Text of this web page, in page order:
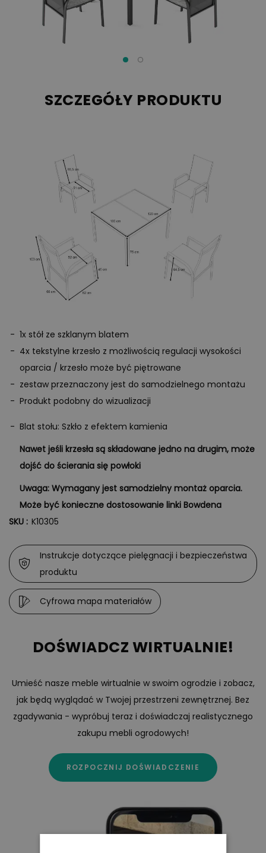
SZCZEGÓŁY PRODUKTU
1x stół ze szklanym blatem
4x tekstylne krzesło z możliwością regulacji wysokości
oparcia / krzesło może być piętrowane
zestaw przeznaczony jest do samodzielnego montażu
Produkt podobny do wizualizacji
Blat stołu: Szkło z efektem kamienia
Nawet jeśli krzesła są składowane jedno na drugim, może
dojść do ścierania się powłoki
Uwaga: Wymagany jest samodzielny montaż oparcia.
Może być konieczne dostosowanie linki Bowdena
SKU : K10305
Instrukcje dotyczące pielęgnacji i bezpieczeństwa
produktu
Cyfrowa mapa materiałów
DOŚWIADCZ WIRTUALNIE!
Umieść nasze meble wirtualnie w swoim ogrodzie i zobacz,
jak będą wyglądać w Twojej przestrzeni zewnętrznej. Bez
zgadywania - wypróbuj teraz i doświadczaj realistycznego
zakupu mebli ogrodowych!
ROZPOCZNIJ DOŚWIADCZENIE